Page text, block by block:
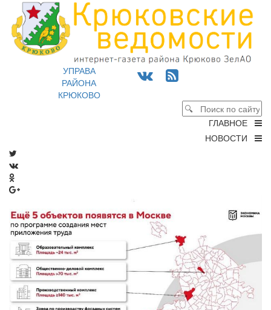
УПРАВА
РАЙОНА
КРЮКОВО
ГЛАВНОЕ
НОВОСТИ